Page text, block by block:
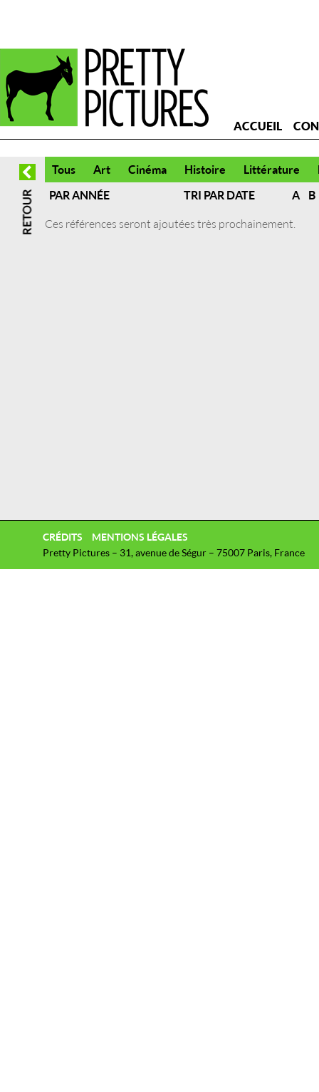
ACCUEIL
Tous Art Cinéma Histoire Littérature
PAR ANNÉE
TRI PAR DATE A
B
Ces références seront ajoutées très prochainement.
CRÉDITS
MENTIONS LÉGALES
Pretty Pictures – 31, avenue de Ségur – 75007 Paris, France